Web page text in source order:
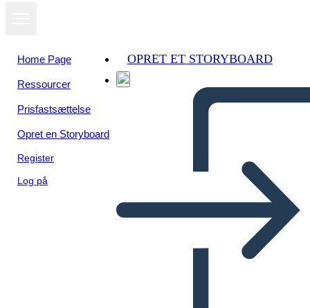
Home Page
Ressourcer
Prisfastsættelse
Opret en Storyboard
Register
Log på
OPRET ET STORYBOARD